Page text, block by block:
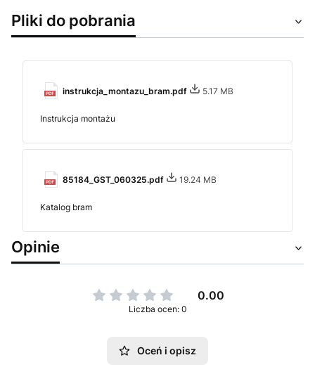
Pliki do pobrania
instrukcja_montazu_bram.pdf 5.17 MB
Instrukcja montażu
85184_GST_060325.pdf 19.24 MB
Katalog bram
Opinie
0.00
Liczba ocen: 0
Oceń i opisz